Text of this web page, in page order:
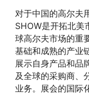
对于中国的高尔夫
SHOW是开拓北美
球高尔夫市场的重
基础和成熟的产业
展示自身产品和品
及全球的采购商、
业务。展会的国际